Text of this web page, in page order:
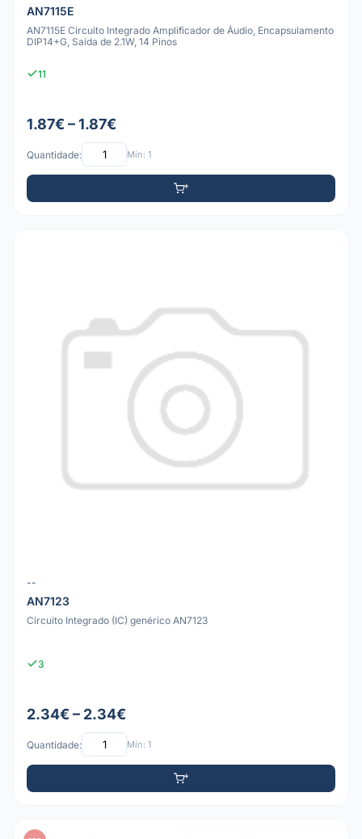
AN7115E
AN7115E Circuito Integrado Amplificador de Áudio, Encapsulamento
DIP14+G, Saída de 2.1W, 14 Pinos
11
1.87€ – 1.87€
Quantidade: Mín: 1
--
AN7123
Circuito Integrado (IC) genérico AN7123
3
2.34€ – 2.34€
Quantidade: Mín: 1